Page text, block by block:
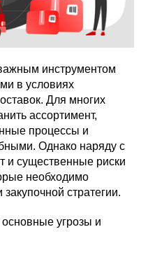
инструментом
в условиях
Для многих
ассортимент,
процессы и
Однако наряду с
и существенные риски
необходимо
стратегии.
угрозы и